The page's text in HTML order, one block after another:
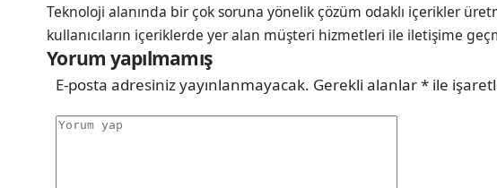
Teknoloji alanında bir çok soruna yönelik çözüm odaklı içerikler
kullanıcıların içeriklerde yer alan müşteri hizmetleri ile iletişime
Yorum yapılmamış
E-posta adresiniz yayınlanmayacak. Gerekli alanlar* ile